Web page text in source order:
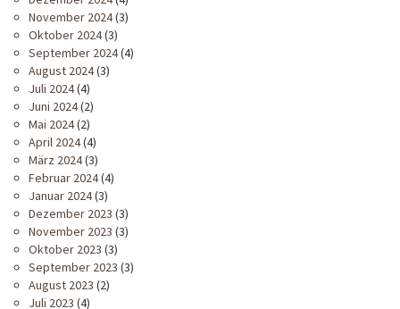
November 2024(3)
Oktober 2024(3)
September 2024(4)
August 2024(3)
Juli 2024(4)
Juni 2024(2)
Mai 2024(2)
April 2024(4)
März 2024(3)
Februar 2024(4)
Januar 2024(3)
Dezember 2023 (3)
November 2023 (3)
Oktober 2023 (3)
September 2023 (3)
August 2023 (2)
Juli 2023 (4)